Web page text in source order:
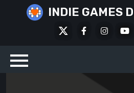
INDIE GAMES
Facebook